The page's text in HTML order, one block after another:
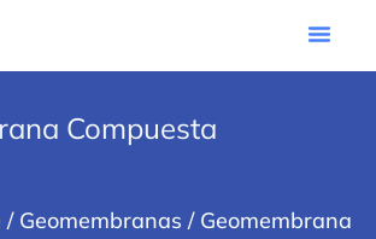
Compuesta
/ Geomembranas / Geomembrana